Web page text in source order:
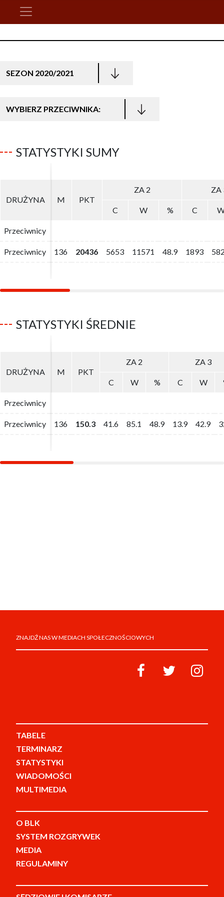
SEZON 2020/2021
WYBIERZ PRZECIWNIKA:
STATYSTYKI SUMY
DRUŻYNA M PKT
ZA 2 ZA
C W % C
Przeciwnicy
Przeciwnicy 136 20436 5653 11571 48.9 1893
DRUŻYNA M PKT
ZA 2 ZA
C W % C
Przeciwnicy
Przeciwnicy 136 20436 5653 11571 48.9 1893
STATYSTYKI ŚREDNIE
DRUŻYNA M PKT
ZA 2 ZA 3
C W % C W
Przeciwnicy
Przeciwnicy 136 150.3 41.6 85.1 48.9 13.9 42.9
DRUŻYNA M PKT
ZA 2 ZA 3
C W % C W
Przeciwnicy
Przeciwnicy 136 150.3 41.6 85.1 48.9 13.9 42.9
ZNAJDŹ NAS W MEDIACH SPOŁECZNOŚCIOWYCH
TABELE
TERMINARZ
STATYSTYKI
WIADOMOŚCI
MULTIMEDIA
O BLK
SYSTEM ROZGRYWEK
MEDIA
REGULAMINY